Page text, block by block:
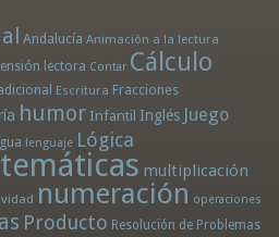
Andalucía Animación a la lectura
lectora Contar Cálculo
Escritura Fracciones
humor Infantil Inglés Juego
lenguaje Lógica
multiplicación
numeración operaciones
Producto Resolución de Problemas